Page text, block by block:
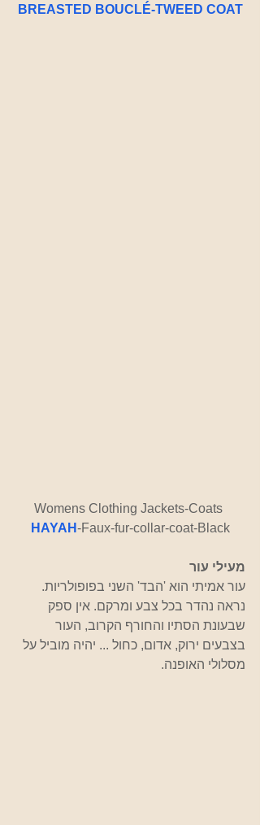
BREASTED BOUCLÉ-TWEED COAT
Womens Clothing Jackets-Coats
HAYAH-Faux-fur-collar-coat-Black
מעילי עור
עור אמיתי הוא 'הבד' השני בפופולריות.
נראה נהדר בכל צבע ומרקם. אין ספק
שבעונת הסתיו והחורף הקרוב, העור
בצבעים ירוק, אדום, כחול ... יהיה מוביל על
מסלולי האופנה.